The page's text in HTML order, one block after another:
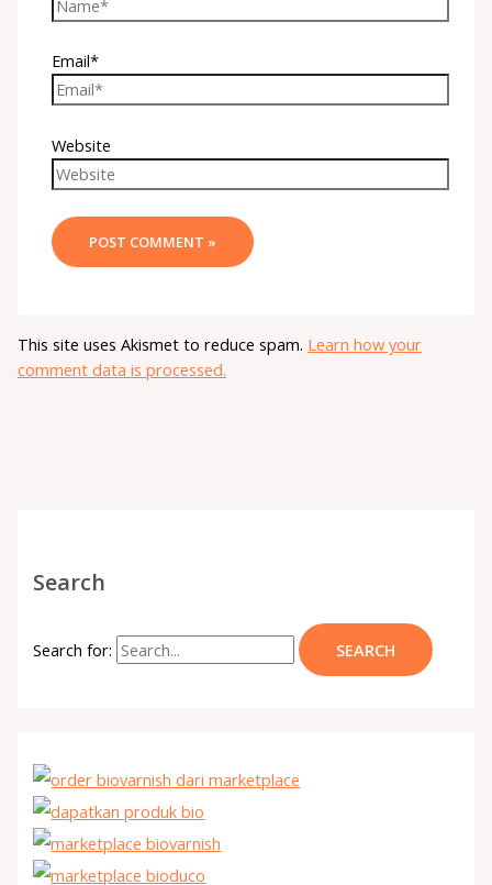
Email*
Website
This site uses Akismet to reduce spam. Learn how your
comment data is processed.
Search
Search for: